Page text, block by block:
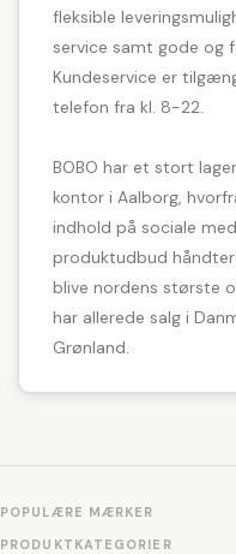
fleksible
service samt gode og
Kundeservice er
telefon fra kl. 8-22.
BOBO har et stort
kontor i Aalborg,
indhold på sociale
produktudbud
blive nordens største
har allerede salg i
Grønland.
POPULÆRE MÆRKER
PRODUKTKATEGORIER